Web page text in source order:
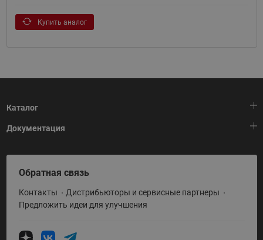
Купить аналог
Каталог
Тепловая автоматика
Холодильная техника
Приводная техника
Промышленная автоматика
Теплообменное оборудование
Документация
HeatPlatform (Тепловая платформа)
Полезные программы и инструменты
Условия поставки
Обратная связь
Контакты
Дистрибьюторы и сервисные партнеры
Предложить идеи для улучшения